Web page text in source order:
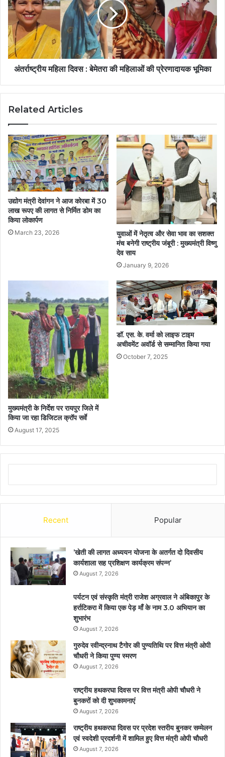
अंतर्राष्ट्रीय महिला दिवस : बेमेतरा की महिलाओं की प्रेरणादायक भूमिका
Related Articles
उद्योग मंत्री देवांगन ने आज कोरबा में 30
लाख रूपए की लागत से निर्मित डोम का
किया लोकार्पण
March 23, 2026
युवाओं में नेतृत्व और सेवा भाव का सशक्त
मंच बनेगी राष्ट्रीय जंबूरी : मुख्यमंत्री विष्णु
देव साय
January 9, 2026
मुख्यमंत्री के निर्देश पर रायपुर जिले में
किया जा रहा डिजिटल क्रॉप सर्वे
August 17, 2025
डॉ. एस. के. वर्मा को लाइफ टाइम
अचीवमेंट अवॉर्ड से सम्मानित किया गया
October 7, 2025
Recent Popular
’खेती की लागत अध्ययन योजना के अतर्गत दो दिवसीय
कार्यशाला सह प्रशिक्षण कार्यक्रम संपन्न’
August 7, 2026
पर्यटन एवं संस्कृति मंत्री राजेश अग्रवाल ने अंबिकापुर के
हर्राटिकरा में किया एक पेड़ माँ के नाम 3.0 अभियान का
शुभारंभ
August 7, 2026
गुरुदेव रवीन्द्रनाथ टैगोर की पुण्यतिथि पर वित्त मंत्री ओपी
चौधरी ने किया पुण्य स्मरण
August 7, 2026
राष्ट्रीय हथकरघा दिवस पर वित्त मंत्री ओपी चौधरी ने
बुनकरों को दी शुभकामनाएं
August 7, 2026
राष्ट्रीय हथकरघा दिवस पर प्रदेश स्तरीय बुनकर सम्मेलन
एवं स्वदेशी प्रदर्शनी में शामिल हुए वित्त मंत्री ओपी चौधरी
August 7, 2026